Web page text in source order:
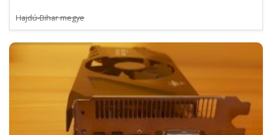
Hajdú-Bihar megye